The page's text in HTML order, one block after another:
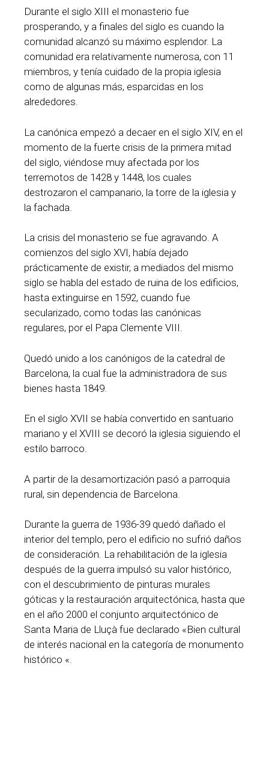
Durante el siglo XIII el monasterio fue
prosperando, y a finales del siglo es cuando la
comunidad alcanzó su máximo esplendor. La
comunidad era relativamente numerosa, con 11
miembros, y tenía cuidado de la propia iglesia
como de algunas más, esparcidas en los
alrededores.
La canónica empezó a decaer en el siglo XIV, en el
momento de la fuerte crisis de la primera mitad
del siglo, viéndose muy afectada por los
terremotos de 1428 y 1448, los cuales
destrozaron el campanario, la torre de la iglesia y
la fachada.
La crisis del monasterio se fue agravando. A
comienzos del siglo XVI, había dejado
prácticamente de existir, a mediados del mismo
siglo se habla del estado de ruina de los edificios,
hasta extinguirse en 1592, cuando fue
secularizado, como todas las canónicas
regulares, por el Papa Clemente VIII.
Quedó unido a los canónigos de la catedral de
Barcelona, la cual fue la administradora de sus
bienes hasta 1849.
En el siglo XVII se había convertido en santuario
mariano y el XVIII se decoró la iglesia siguiendo el
estilo barroco.
A partir de la desamortización pasó a parroquia
rural, sin dependencia de Barcelona.
Durante la guerra de 1936-39 quedó dañado el
interior del templo, pero el edificio no sufrió daños
de consideración. La rehabilitación de la iglesia
después de la guerra impulsó su valor histórico,
con el descubrimiento de pinturas murales
góticas y la restauración arquitectónica, hasta que
en el año 2000 el conjunto arquitectónico de
Santa Maria de Lluçà fue declarado «Bien cultural
de interés nacional en la categoría de monumento
histórico «.